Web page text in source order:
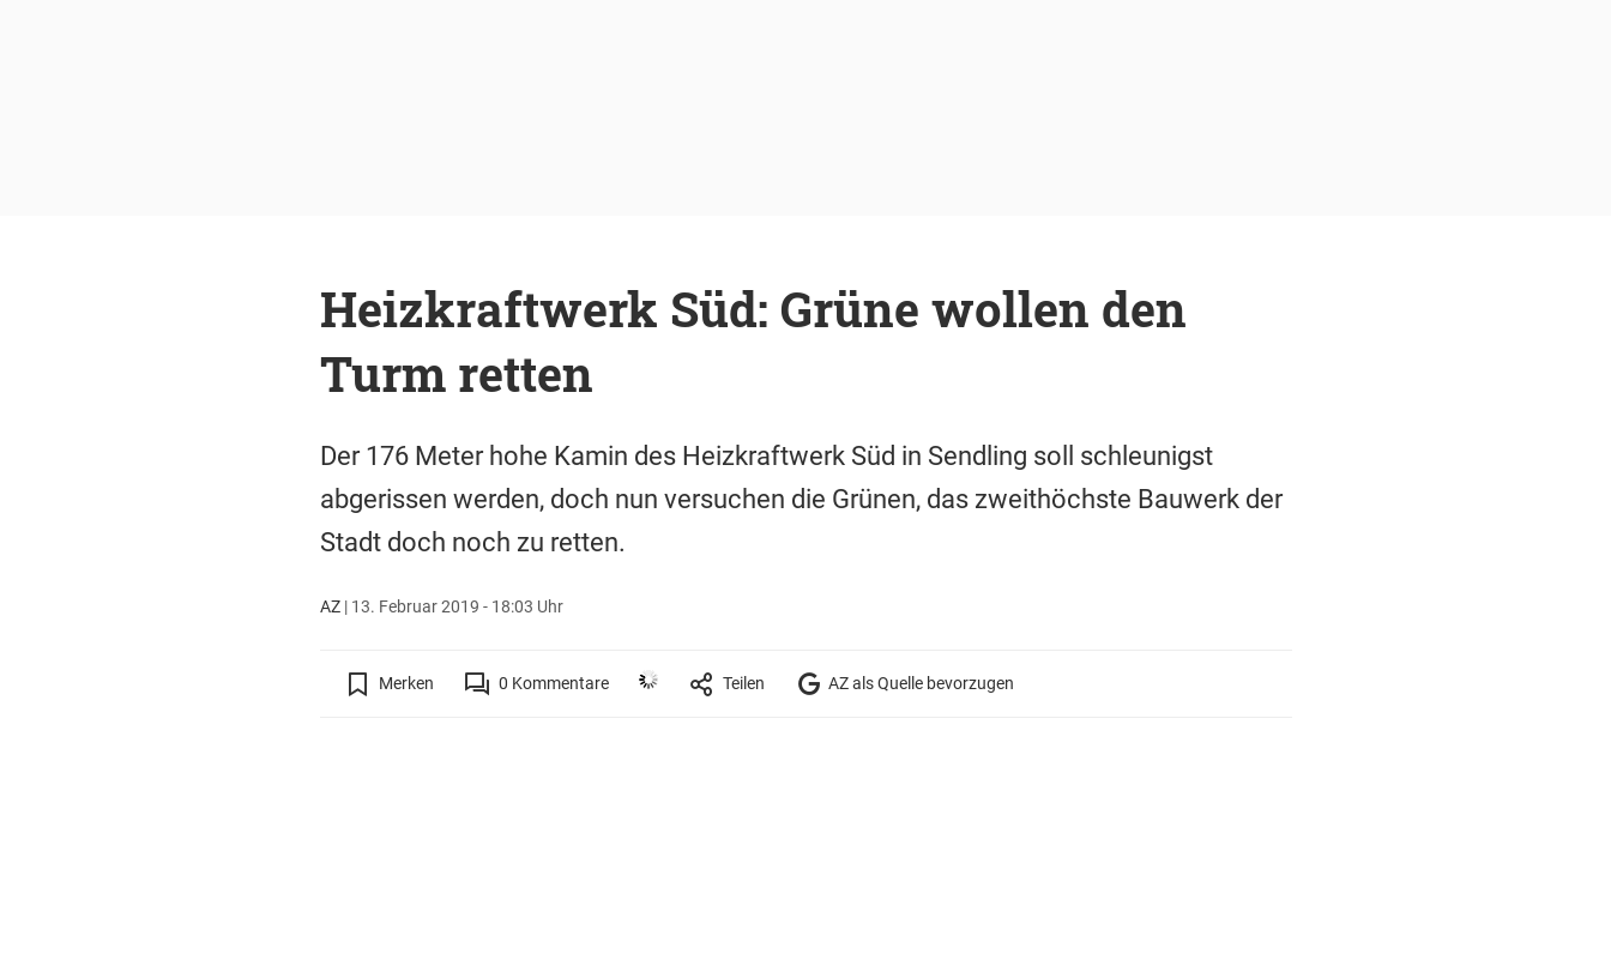
Heizkraftwerk Süd: Grüne wollen den
Turm retten
Der 176 Meter hohe Kamin des Heizkraftwerk Süd in Sendling soll schleunigst
abgerissen werden, doch nun versuchen die Grünen, das zweithöchste Bauwerk der
Stadt doch noch zu retten.
AZ| 13. Februar 2019 - 18:03 Uhr
Merken 0 Kommentare Teilen AZ als Quelle bevorzugen